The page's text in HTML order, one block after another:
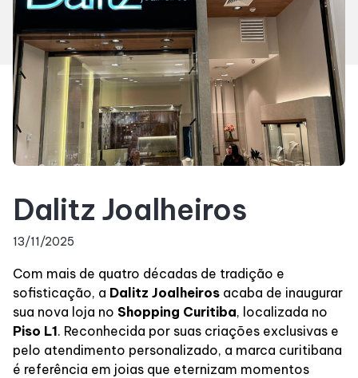
Entretenimento
Fique por dentro
Lojas e Restaurantes
Lojas
Alimentação
Dalitz Joalheiros
13/11/2025
Com mais de quatro décadas de tradição e
sofisticação, a Dalitz Joalheiros acaba de inaugurar
sua nova loja no Shopping Curitiba, localizada no
Piso L1. Reconhecida por suas criações exclusivas e
pelo atendimento personalizado, a marca curitibana
é referência em joias que eternizam momentos